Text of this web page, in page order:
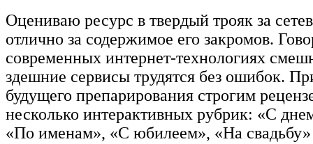
Оцениваю ресурс в твердый трояк за
отлично за содержимое его закромов.
современных интернет-технологиях
здешние сервисы трудятся без ошибок.
будущего препарирования строгим
несколько интерактивных рубрик: «С
«По именам», «С юбилеем», «На